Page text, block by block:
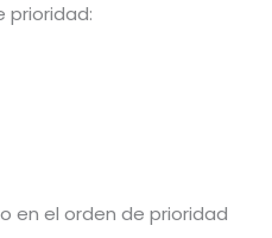
prioridad:
en el orden de prioridad